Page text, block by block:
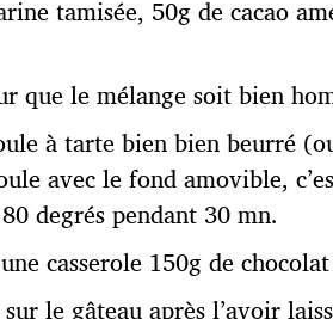
tamisée, 50g de cacao
que le mélange soit bien
à tarte bien bien beurré
avec le fond amovible,
degrés pendant 30 mn.
casserole 150g de
le gâteau après l’avoir